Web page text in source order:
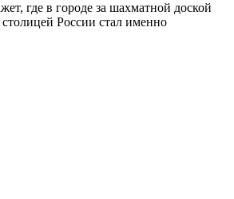
где в городе за шахматной доской
России стал именно